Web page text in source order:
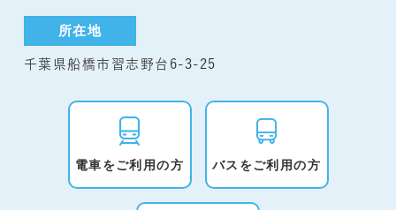
所在地
千葉県船橋市習志野台6-3-25
電車をご利用の方 バスをご利用の方